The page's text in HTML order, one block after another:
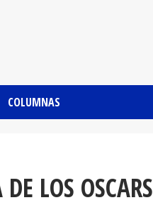
COLUMNAS
LOS OSCARS